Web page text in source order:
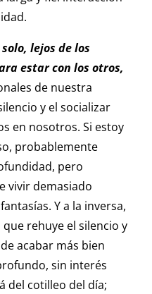
lejos de los
estar con los otros,
de nuestra
y el socializar
en nosotros. Si estoy
probablemente
pero
vivir demasiado
Y a la inversa,
rehuye el silencio y
acabar más bien
sin interés
del cotilleo del día;